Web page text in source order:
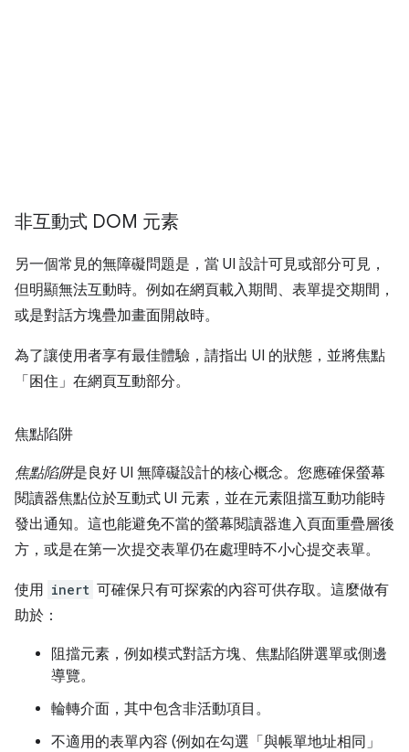
非互動式 DOM 元素
另一個常見的無障礙問題是，當 UI 設計可見或部分可見，
但明顯無法互動時。例如在網頁載入期間、表單提交期間，
或是對話方塊疊加畫面開啟時。
為了讓使用者享有最佳體驗，請指出 UI 的狀態，並將焦點
「困住」在網頁互動部分。
焦點陷阱
焦點陷阱是良好 UI 無障礙設計的核心概念。您應確保螢幕
閱讀器焦點位於互動式 UI 元素，並在元素阻擋互動功能時
發出通知。這也能避免不當的螢幕閱讀器進入頁面重疊層後
方，或是在第一次提交表單仍在處理時不小心提交表單。
使用 inert 可確保只有可探索的內容可供存取。這麼做有
助於：
阻擋元素，例如模式對話方塊、焦點陷阱選單或側邊
導覽。
輪轉介面，其中包含非活動項目。
不適用的表單內容 (例如在勾選「與帳單地址相同」